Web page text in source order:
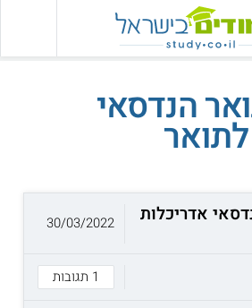
הנדסאי
אדריכלות
1 תגובות
30/03/2022